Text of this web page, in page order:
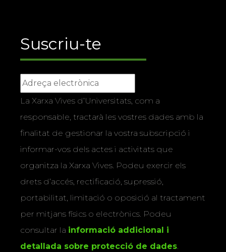
Suscriu-te
La Xarxa Vives d’Universitats, com a
responsable, tractarà les vostres dades amb la
finalitat de gestionar la vostra subscripció i
informar-vos dels actes i activitats que
organitza la Xarxa Vives. Podeu exercir els
drets d’accés, rectificació, supressió,
portabilitat, limitació o oposició al tractament
per mitjans físics o electrònics. Podeu
consultar la informació addicional i
detallada sobre protecció de dades.